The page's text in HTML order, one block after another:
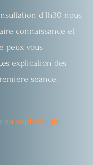
d'1h30 nous
connaissance et
peux vous
explication des
séance.
ou sophrologie